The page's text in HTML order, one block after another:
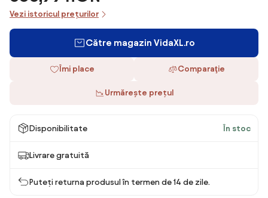
Vezi istoricul prețurilor
Către magazin VidaXL.ro
Îmi place Comparaţie
Urmărește prețul
Disponibilitate În stoc
Livrare gratuită
Puteți returna produsul în termen de 14 de zile.